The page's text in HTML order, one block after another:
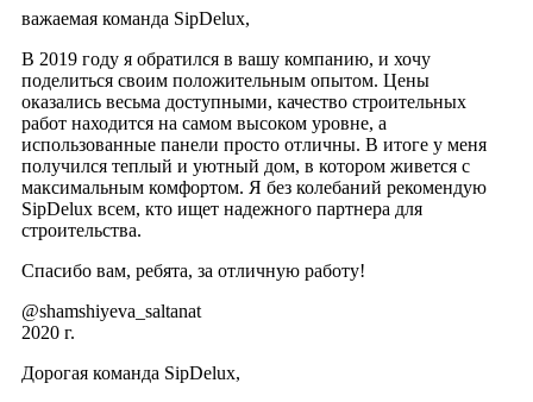
важаемая команда SipDelux,
В 2019 году я обратился в вашу компанию, и хочу
поделиться своим положительным опытом. Цены
оказались весьма доступными, качество строительных
работ находится на самом высоком уровне, а
использованные панели просто отличны. В итоге у меня
получился теплый и уютный дом, в котором живется с
максимальным комфортом. Я без колебаний рекомендую
SipDelux всем, кто ищет надежного партнера для
строительства.
Спасибо вам, ребята, за отличную работу!
@shamshiyeva_saltanat
2020 г.
Дорогая команда SipDelux,